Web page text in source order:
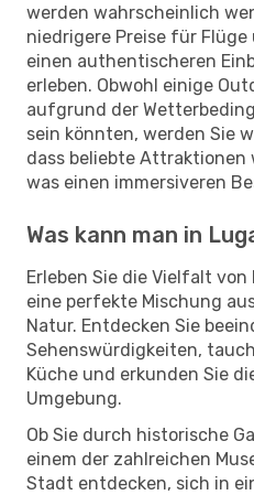
werden wahrscheinlich
niedrigere Preise für
einen authentischeren
erleben. Obwohl einige
aufgrund der
sein könnten, werden Sie
dass beliebte
was einen immersiveren
Was kann man in
Erleben Sie die Vielfalt
eine perfekte Mischung
Natur. Entdecken Sie
Sehenswürdigkeiten,
Küche und erkunden Sie
Umgebung.
Ob Sie durch historische
einem der zahlreichen
Stadt entdecken, sich in